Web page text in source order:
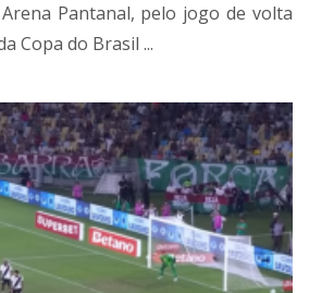
Pantanal, pelo jogo de volta
Copa do Brasil ...